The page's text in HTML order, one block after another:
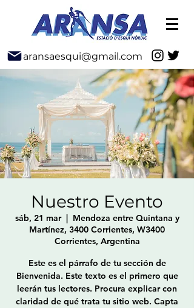
aransaesqui@gmail.com
Nuestro Evento
sáb, 21 mar
  |
Mendoza entre Quintana y
Martínez, 3400 Corrientes, W3400
Corrientes, Argentina
Este es el párrafo de tu sección de
Bienvenida. Este texto es el primero que
leerán tus lectores. Procura explicar con
claridad de qué trata tu sitio web. Capta